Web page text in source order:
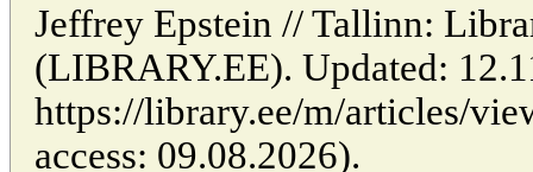
Jeffrey Epstein // Tallinn:
(LIBRARY.EE). Updated:
https://library.ee/m/articles/
access: 09.08.2026).